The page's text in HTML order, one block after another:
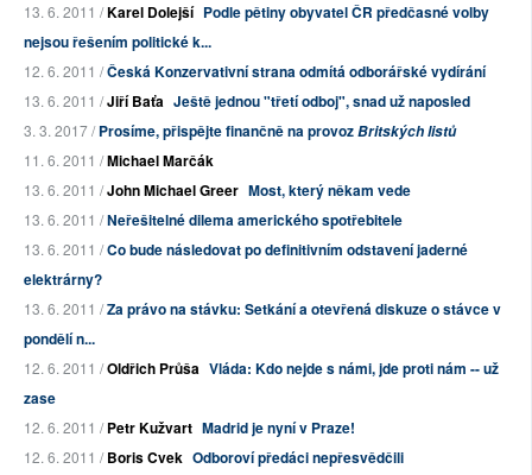
13. 6. 2011 /Karel Dolejší Podle pětiny obyvatel ČR předčasné volby
nejsou řešením politické k...
12. 6. 2011 /Česká Konzervativní strana odmítá odborářské vydírání
13. 6. 2011 /Jiří Baťa Ještě jednou "třetí odboj", snad už naposled
3. 3. 2017 /Prosíme, přispějte finančně na provozBritských listů
11. 6. 2011 /Michael Marčák
13. 6. 2011 /John Michael Greer Most, který někam vede
13. 6. 2011 /Neřešitelné dilema amerického spotřebitele
13. 6. 2011 /Co bude následovat po definitivním odstavení jaderné
elektrárny?
13. 6. 2011 /Za právo na stávku: Setkání a otevřená diskuze o stávce v
pondělí n...
12. 6. 2011 /Oldřich Průša Vláda: Kdo nejde s námi, jde proti nám -- už
zase
12. 6. 2011 /Petr Kužvart Madrid je nyní v Praze!
12. 6. 2011 /Boris Cvek Odboroví předáci nepřesvědčili